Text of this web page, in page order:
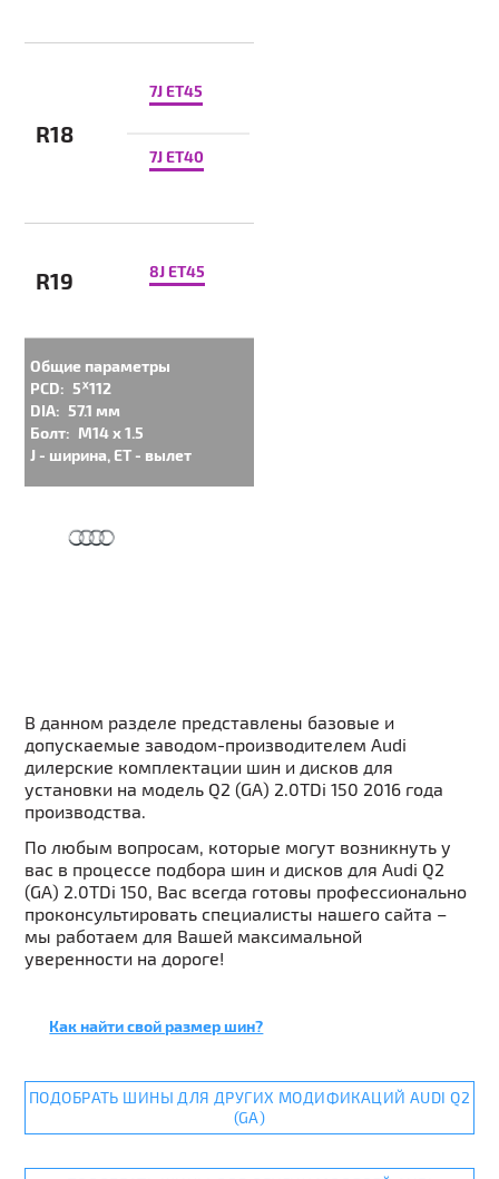
R18
7J ET45
7J ET40
R19 8J ET45
Общие параметры
PCD: 5ᕁ112
DIA: 57.1 мм
Болт: M14 x 1.5
J - ширина, ET - вылет
В данном разделе представлены базовые и
допускаемые заводом-производителем Audi
дилерские комплектации шин и дисков для
установки на модель Q2 (GA) 2.0TDi 150 2016 года
производства.
По любым вопросам, которые могут возникнуть у
вас в процессе подбора шин и дисков для Audi Q2
(GA) 2.0TDi 150, Вас всегда готовы профессионально
проконсультировать специалисты нашего сайта –
мы работаем для Вашей максимальной
уверенности на дороге!
Как найти свой размер шин?
ПОДОБРАТЬ ШИНЫ ДЛЯ ДРУГИХ МОДИФИКАЦИЙ AUDI Q2
(GA)